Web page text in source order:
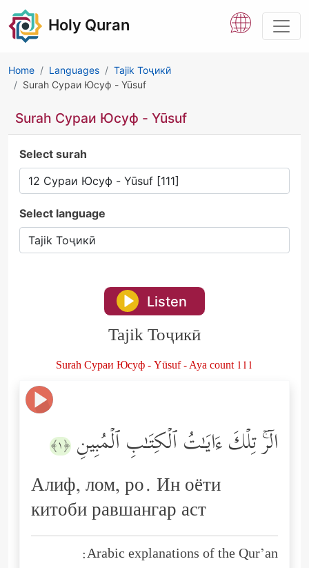
Holy Quran
Home Languages
Tajik Тоҷикӣ
Surah Сураи Юсуф - Yūsuf
Surah Сураи Юсуф - Yūsuf
Select surah
Select language
Listen
Tajik Тоҷикӣ
Surah Сураи Юсуф - Yūsuf - Aya count 111
الۤرۚ تِلۡكَ ءَایَـٰتُ ٱلۡكِتَـٰبِ ٱلۡمُبِینِ ﴿١﴾
Алиф, лом, ро. Ин оёти
китоби равшангар аст
Arabic explanations of the Qur’an: